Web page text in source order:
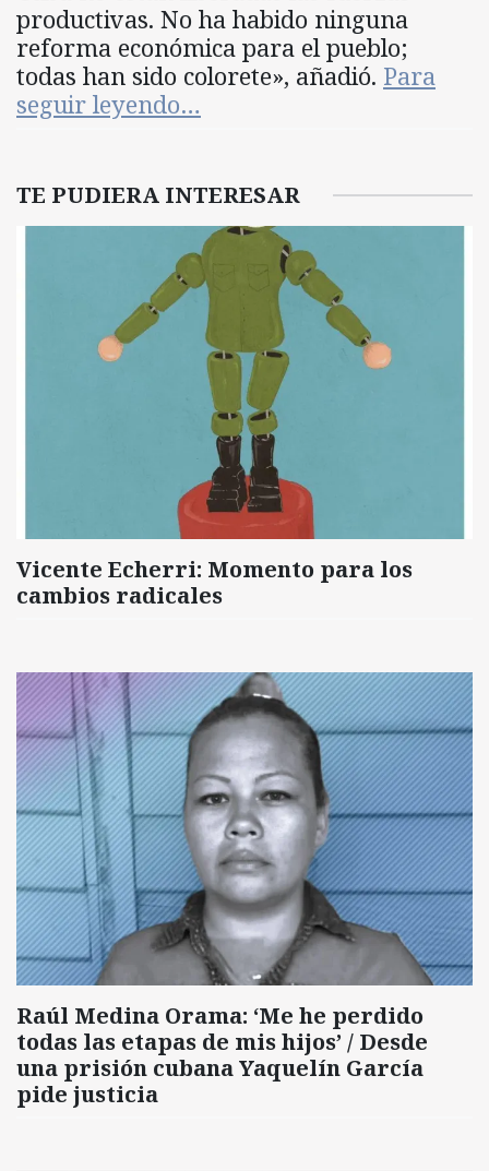
productivas. No ha habido ninguna
reforma económica para el pueblo;
todas han sido colorete», añadió. Para
seguir leyendo…
TE PUDIERA INTERESAR
Vicente Echerri: Momento para los
cambios radicales
Raúl Medina Orama: ‘Me he perdido
todas las etapas de mis hijos’ / Desde
una prisión cubana Yaquelín García
pide justicia